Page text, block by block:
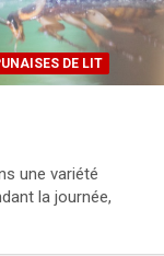
DE LIT
une variété
la journée,